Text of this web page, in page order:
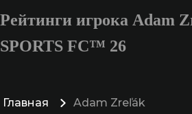
Введите не менее 3
Рейтинги игрока Adam
SPORTS FC™ 26
Главная Adam Zreľák